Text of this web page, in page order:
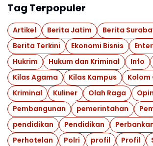
Tag Terpopuler
Artikel Berita Jatim
Berita
Berita Terkini
Ekonomi Bisnis
Hukrim
Hukum dan Kriminal Info
Kilas Agama
Kilas Kampus
Kolom
Kriminal
Kuliner Olah Raga
Pembangunan
pemerintahan
pendidikan
Pendidikan
Perhotelan
Polri profil Profil